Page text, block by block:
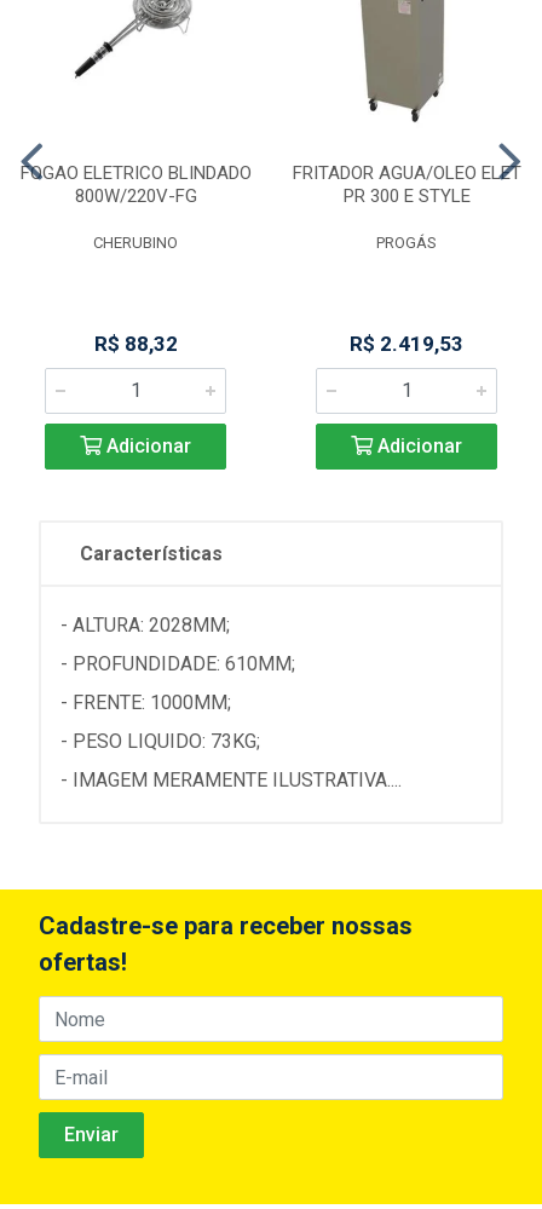
FOGAO ELETRICO BLINDADO
800W/220V-FG
CHERUBINO
R$ 88,32
Adicionar
FRITADOR AGUA/OLEO ELET
PR 300 E STYLE
PROGÁS
R$ 2.419,53
Adicionar
Características
- ALTURA: 2028MM;
- PROFUNDIDADE: 610MM;
- FRENTE: 1000MM;
- PESO LIQUIDO: 73KG;
- IMAGEM MERAMENTE ILUSTRATIVA....
Cadastre-se para receber nossas
ofertas!